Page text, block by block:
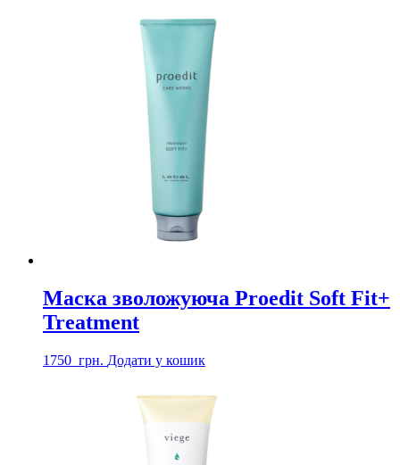
Маска зволожуюча Proedit Soft Fit+
Treatment
1750 грн. Додати у кошик